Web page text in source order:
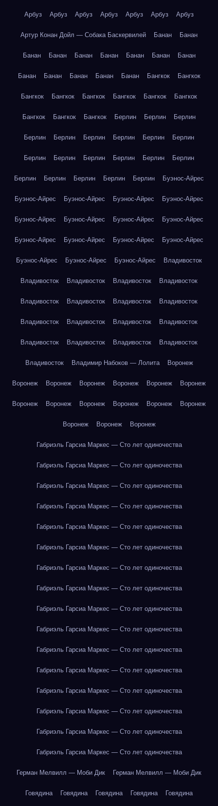
Арбуз Арбуз Арбуз Арбуз Арбуз Арбуз Арбуз
Артур Конан Дойл — Собака Баскервилей Банан Банан
Банан Банан Банан Банан Банан Банан Банан
Банан Банан Банан Банан Банан Бангкок Бангкок
Бангкок Бангкок Бангкок Бангкок Бангкок Бангкок
Бангкок Бангкок Бангкок Берлин Берлин Берлин
Берлин Берлин Берлин Берлин Берлин Берлин
Берлин Берлин Берлин Берлин Берлин Берлин
Берлин Берлин Берлин Берлин Берлин Буэнос-Айрес
Буэнос-Айрес Буэнос-Айрес Буэнос-Айрес Буэнос-Айрес
Буэнос-Айрес Буэнос-Айрес Буэнос-Айрес Буэнос-Айрес
Буэнос-Айрес Буэнос-Айрес Буэнос-Айрес Буэнос-Айрес
Буэнос-Айрес Буэнос-Айрес Буэнос-Айрес Владивосток
Владивосток Владивосток Владивосток Владивосток
Владивосток Владивосток Владивосток Владивосток
Владивосток Владивосток Владивосток Владивосток
Владивосток Владивосток Владивосток Владивосток
Владивосток Владимир Набоков — Лолита Воронеж
Воронеж Воронеж Воронеж Воронеж Воронеж Воронеж
Воронеж Воронеж Воронеж Воронеж Воронеж Воронеж
Воронеж Воронеж Воронеж
Габриэль Гарсиа Маркес — Сто лет одиночества
Габриэль Гарсиа Маркес — Сто лет одиночества
Габриэль Гарсиа Маркес — Сто лет одиночества
Габриэль Гарсиа Маркес — Сто лет одиночества
Габриэль Гарсиа Маркес — Сто лет одиночества
Габриэль Гарсиа Маркес — Сто лет одиночества
Габриэль Гарсиа Маркес — Сто лет одиночества
Габриэль Гарсиа Маркес — Сто лет одиночества
Габриэль Гарсиа Маркес — Сто лет одиночества
Габриэль Гарсиа Маркес — Сто лет одиночества
Габриэль Гарсиа Маркес — Сто лет одиночества
Габриэль Гарсиа Маркес — Сто лет одиночества
Габриэль Гарсиа Маркес — Сто лет одиночества
Габриэль Гарсиа Маркес — Сто лет одиночества
Габриэль Гарсиа Маркес — Сто лет одиночества
Габриэль Гарсиа Маркес — Сто лет одиночества
Герман Мелвилл — Моби Дик Герман Мелвилл — Моби Дик
Говядина Говядина Говядина Говядина Говядина